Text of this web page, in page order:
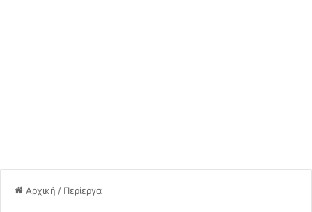
Αρχική / Περίεργα